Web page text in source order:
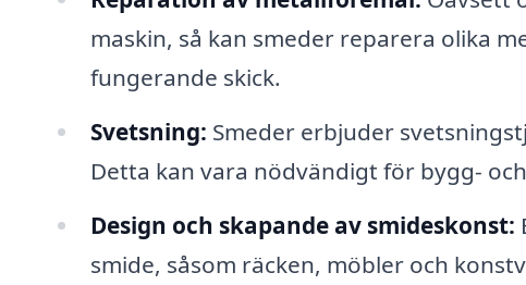
maskin, så kan smeder reparera olika
fungerande skick.
Svetsning: Smeder erbjuder
Detta kan vara nödvändigt för bygg-
Design och skapande av smideskonst:
smide, såsom räcken, möbler och